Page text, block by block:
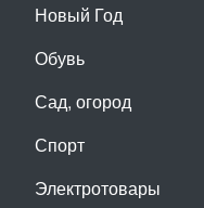
Новый Год
Обувь
Сад, огород
Спорт
Электротовары